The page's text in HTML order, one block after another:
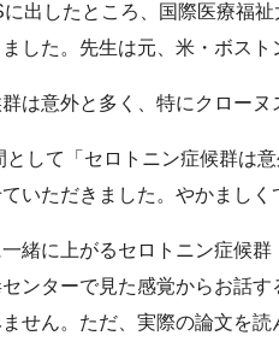
出したところ、国際医療福
した。先生は元、米・ボスト
群は意外と多く、特にクロー
として「セロトニン症候群は
いただきました。やかましく
緒に上がるセロトニン症候
ンターで見た感覚からお話
せん。ただ、実際の論文を読